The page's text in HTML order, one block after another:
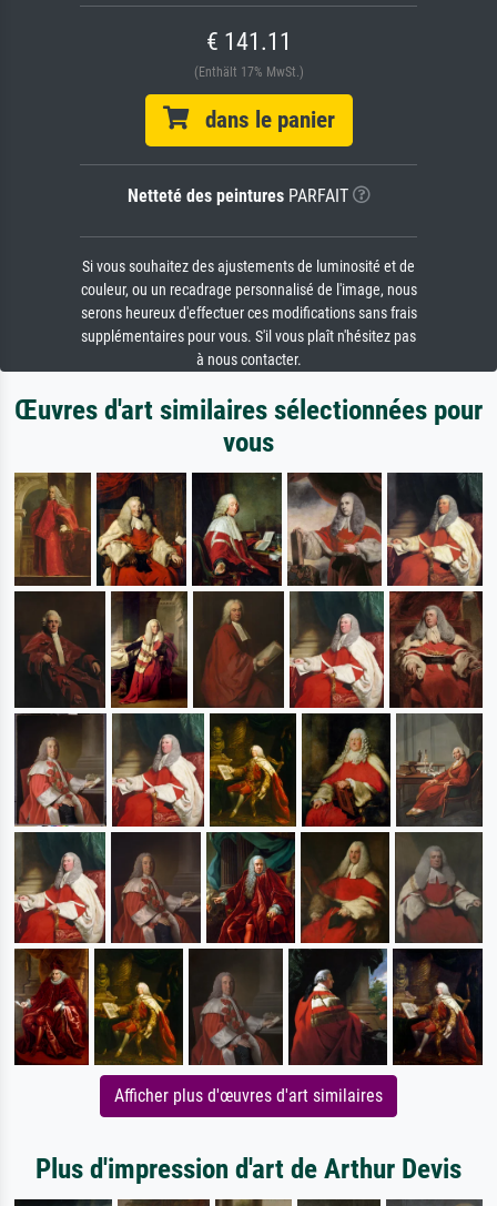
€ 141.11
(Enthält 17% MwSt.)
dans le panier
Netteté des peinturesPARFAIT
Si vous souhaitez des ajustements de luminosité et de
couleur, ou un recadrage personnalisé de l'image, nous
serons heureux d'effectuer ces modifications sans frais
supplémentaires pour vous. S'il vous plaît n'hésitez pas
à nous contacter.
Œuvres d'art similaires sélectionnées pour
vous
Afficher plus d'œuvres d'art similaires
Plus d'impression d'art de Arthur Devis